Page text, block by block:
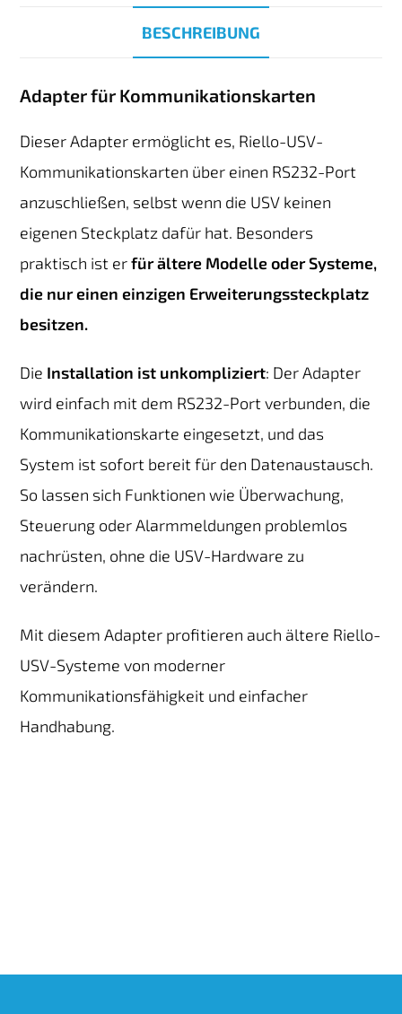
BESCHREIBUNG
Adapter für Kommunikationskarten
Dieser Adapter ermöglicht es, Riello-USV-
Kommunikationskarten über einen RS232-Port
anzuschließen, selbst wenn die USV keinen
eigenen Steckplatz dafür hat. Besonders
praktisch ist erfür ältere Modelle oder Systeme,
die nur einen einzigen Erweiterungssteckplatz
besitzen.
Die Installation ist unkompliziert: Der Adapter
wird einfach mit dem RS232-Port verbunden, die
Kommunikationskarte eingesetzt, und das
System ist sofort bereit für den Datenaustausch.
So lassen sich Funktionen wie Überwachung,
Steuerung oder Alarmmeldungen problemlos
nachrüsten, ohne die USV-Hardware zu
verändern.
Mit diesem Adapter profitieren auch ältere Riello-
USV-Systeme von moderner
Kommunikationsfähigkeit und einfacher
Handhabung.